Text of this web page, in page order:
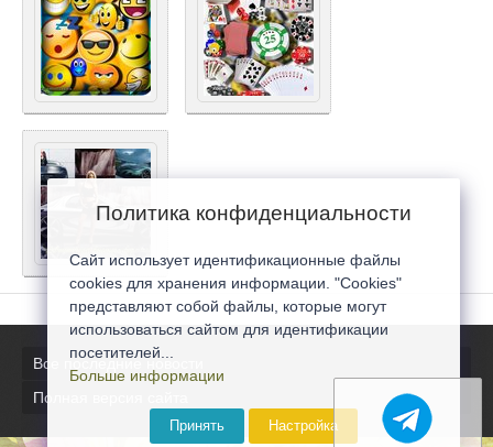
Все последние новости
Полная версия сайта
Политика конфиденциальности
Сайт использует идентификационные файлы
cookies для хранения информации. "Cookies"
представляют собой файлы, которые могут
использоваться сайтом для идентификации
посетителей...
Больше информации
Принять Настройка